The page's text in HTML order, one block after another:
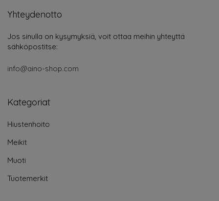
Yhteydenotto
Jos sinulla on kysymyksiä, voit ottaa meihin yhteyttä
sähköpostitse:
info@aino-shop.com
Kategoriat
Hiustenhoito
Meikit
Muoti
Tuotemerkit